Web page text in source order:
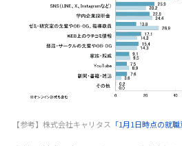
【参考】株式会社キャリタス 「1月1日時点の就職